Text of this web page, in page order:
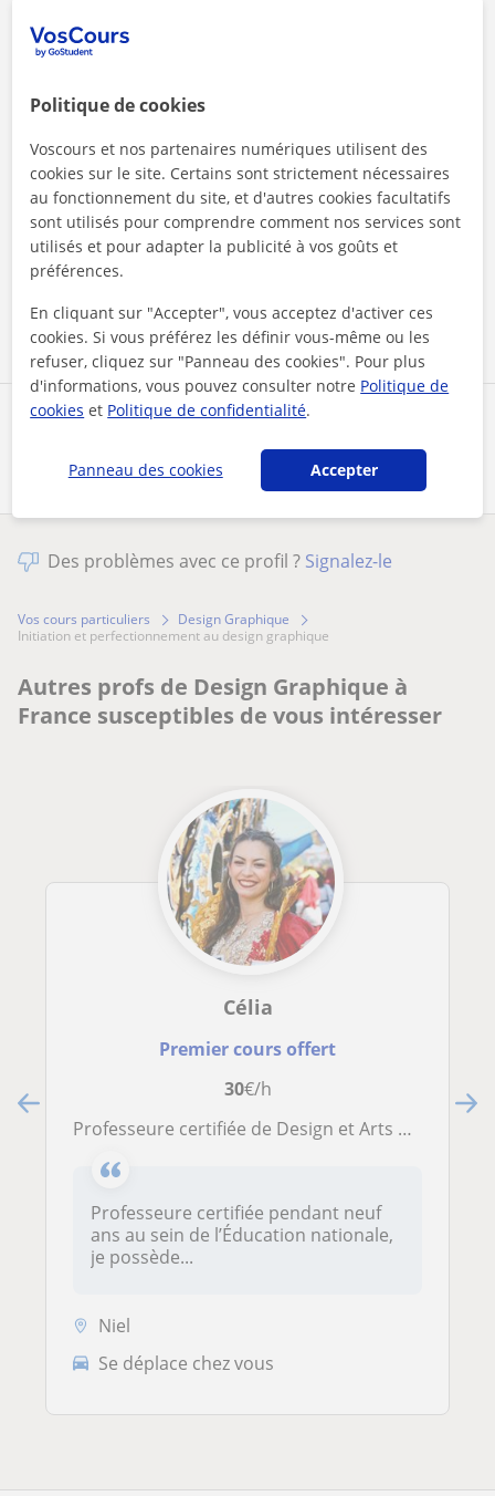
Partagez ce professeur
En cliquant sur l'un des deux boutons, vous acceptez nos
mentions légaleset deconfidentialité
Contacter maintenant
Des problèmes avec ce profil ? Signalez-le
Vos cours particuliers
Design Graphique
initiation et perfectionnement au design graphique
Autres profs de Design Graphique à
France susceptibles de vous intéresser
Célia
Premier cours offert
30€/h
Professeure certifiée de Design et Arts Appliqués
Professeure certifiée pendant neuf
ans au sein de l’Éducation nationale,
je possède...
Niel
Se déplace chez vous
Politique de cookies
Voscours et nos partenaires numériques utilisent des
cookies sur le site. Certains sont strictement nécessaires
au fonctionnement du site, et d'autres cookies facultatifs
sont utilisés pour comprendre comment nos services sont
utilisés et pour adapter la publicité à vos goûts et
préférences.
En cliquant sur "Accepter", vous acceptez d'activer ces
cookies. Si vous préférez les définir vous-même ou les
refuser, cliquez sur "Panneau des cookies". Pour plus
d'informations, vous pouvez consulter notre Politique de
cookies et Politique de confidentialité.
Panneau des cookies Accepter